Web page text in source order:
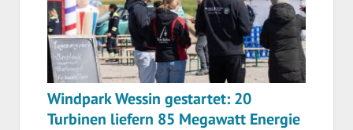
Windpark Wessin gestartet: 20
Turbinen liefern 85 Megawatt Energie